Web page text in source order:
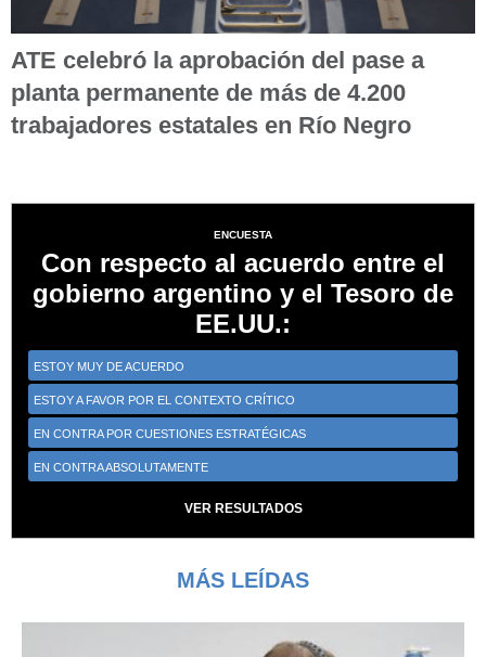
ATE celebró la aprobación del pase a
planta permanente de más de 4.200
trabajadores estatales en Río Negro
ENCUESTA
Con respecto al acuerdo entre el
gobierno argentino y el Tesoro de
EE.UU.:
ESTOY MUY DE ACUERDO
ESTOY A FAVOR POR EL CONTEXTO CRÍTICO
EN CONTRA POR CUESTIONES ESTRATÉGICAS
EN CONTRA ABSOLUTAMENTE
VER RESULTADOS
MÁS LEÍDAS